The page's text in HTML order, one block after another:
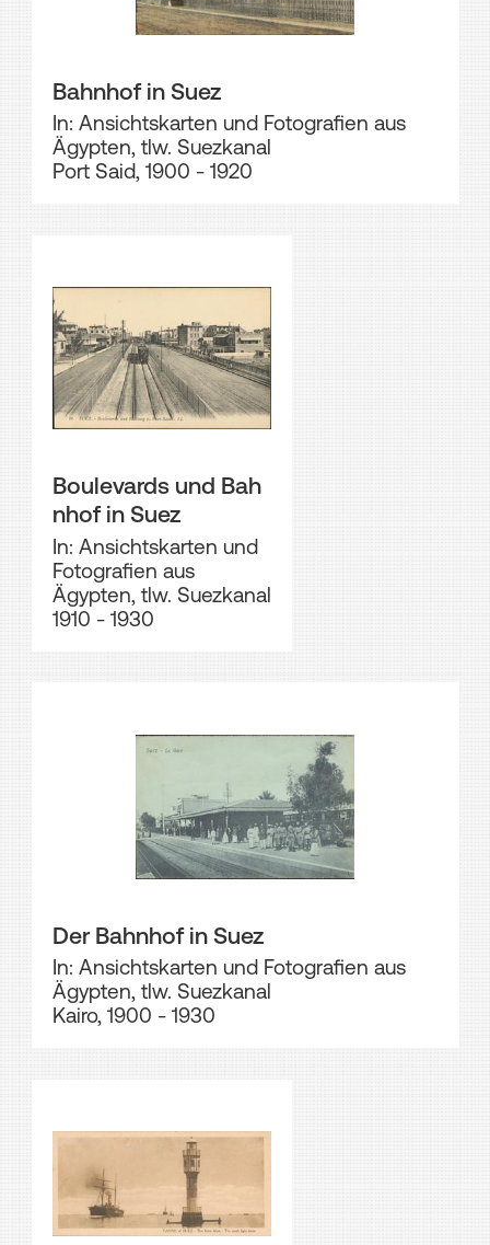
Bahnhof in Suez
In: Ansichtskarten und Fotografien aus
Ägypten, tlw. Suezkanal
Port Said, 1900 - 1920
Boulevards und Bah
nhof in Suez
In: Ansichtskarten und
Fotografien aus
Ägypten, tlw. Suezkanal
1910 - 1930
Der Bahnhof in Suez
In: Ansichtskarten und Fotografien aus
Ägypten, tlw. Suezkanal
Kairo, 1900 - 1930